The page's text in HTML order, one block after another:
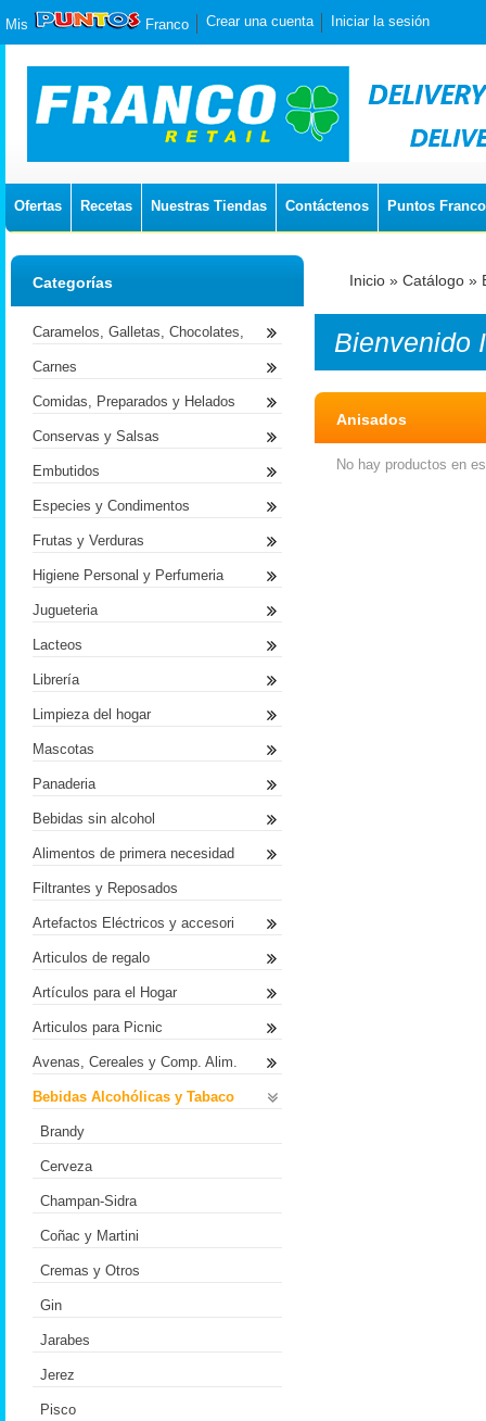
Mis Franco Crear una cuenta Iniciar la sesión
Ofertas Recetas Nuestras Tiendas Contáctenos Puntos Franco
Inicio » Catálogo »
Bienvenido
Anisados
No hay productos en
Categorías
Caramelos, Galletas, Chocolates,
Carnes
Comidas, Preparados y Helados
Conservas y Salsas
Embutidos
Especies y Condimentos
Frutas y Verduras
Higiene Personal y Perfumeria
Jugueteria
Lacteos
Librería
Limpieza del hogar
Mascotas
Panaderia
Bebidas sin alcohol
Alimentos de primera necesidad
Filtrantes y Reposados
Artefactos Eléctricos y accesori
Articulos de regalo
Artículos para el Hogar
Articulos para Picnic
Avenas, Cereales y Comp. Alim.
Bebidas Alcohólicas y Tabaco
Brandy
Cerveza
Champan-Sidra
Coñac y Martini
Cremas y Otros
Gin
Jarabes
Jerez
Pisco